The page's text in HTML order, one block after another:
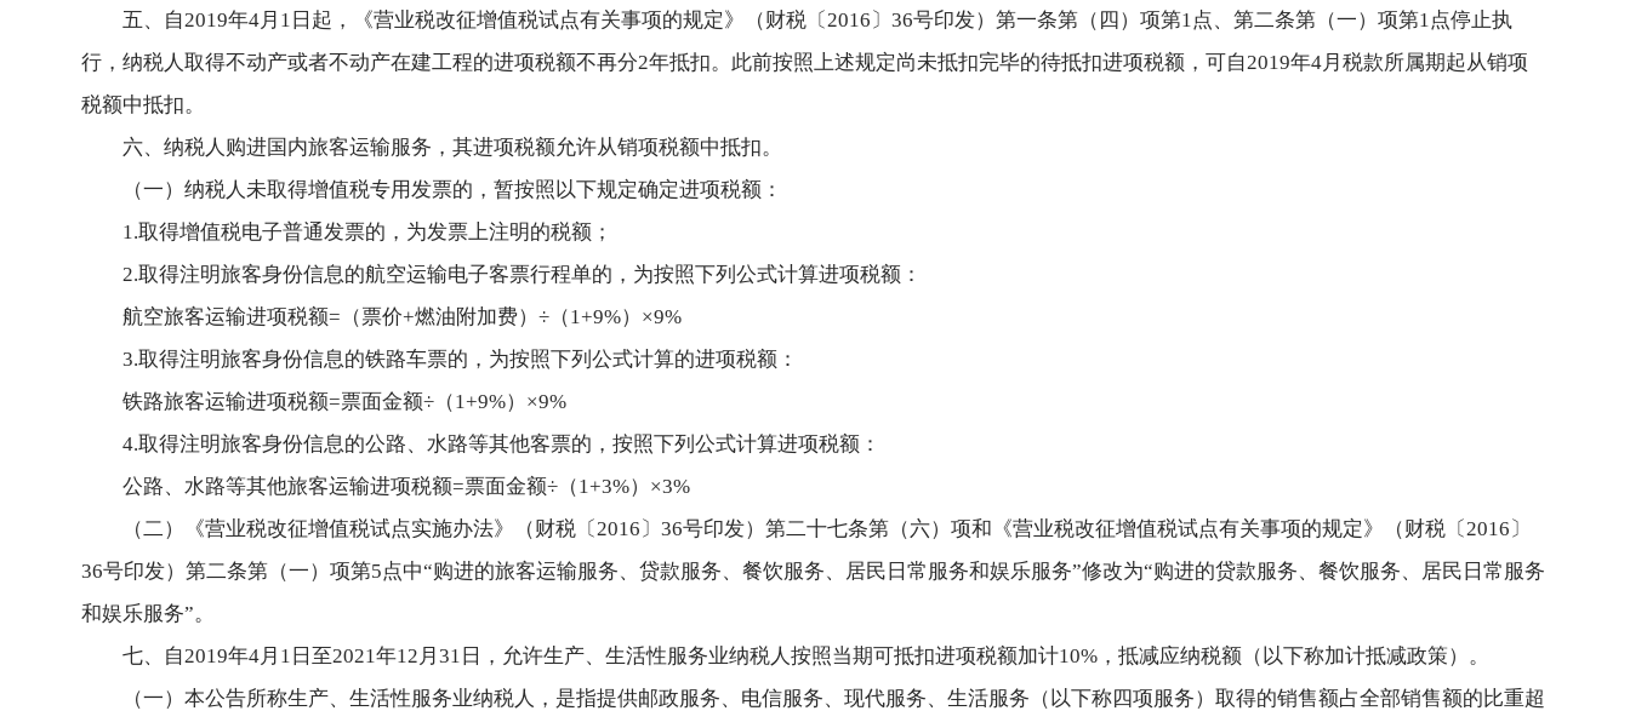
五、自2019年4月1日起，《营业税改征增值税试点有关事项的规定》（财税〔2016〕36号印发）第一条第（四）项第1点、第二条第（一）项第1点停止执
行，纳税人取得不动产或者不动产在建工程的进项税额不再分2年抵扣。此前按照上述规定尚未抵扣完毕的待抵扣进项税额，可自2019年4月税款所属期起从销项
税额中抵扣。
六、纳税人购进国内旅客运输服务，其进项税额允许从销项税额中抵扣。
（一）纳税人未取得增值税专用发票的，暂按照以下规定确定进项税额：
1.取得增值税电子普通发票的，为发票上注明的税额；
2.取得注明旅客身份信息的航空运输电子客票行程单的，为按照下列公式计算进项税额：
航空旅客运输进项税额=（票价+燃油附加费）÷（1+9%）×9%
3.取得注明旅客身份信息的铁路车票的，为按照下列公式计算的进项税额：
铁路旅客运输进项税额=票面金额÷（1+9%）×9%
4.取得注明旅客身份信息的公路、水路等其他客票的，按照下列公式计算进项税额：
公路、水路等其他旅客运输进项税额=票面金额÷（1+3%）×3%
（二）《营业税改征增值税试点实施办法》（财税〔2016〕36号印发）第二十七条第（六）项和《营业税改征增值税试点有关事项的规定》（财税〔2016〕
36号印发）第二条第（一）项第5点中“购进的旅客运输服务、贷款服务、餐饮服务、居民日常服务和娱乐服务”修改为“购进的贷款服务、餐饮服务、居民日常服务
和娱乐服务”。
七、自2019年4月1日至2021年12月31日，允许生产、生活性服务业纳税人按照当期可抵扣进项税额加计10%，抵减应纳税额（以下称加计抵减政策）。
（一）本公告所称生产、生活性服务业纳税人，是指提供邮政服务、电信服务、现代服务、生活服务（以下称四项服务）取得的销售额占全部销售额的比重超